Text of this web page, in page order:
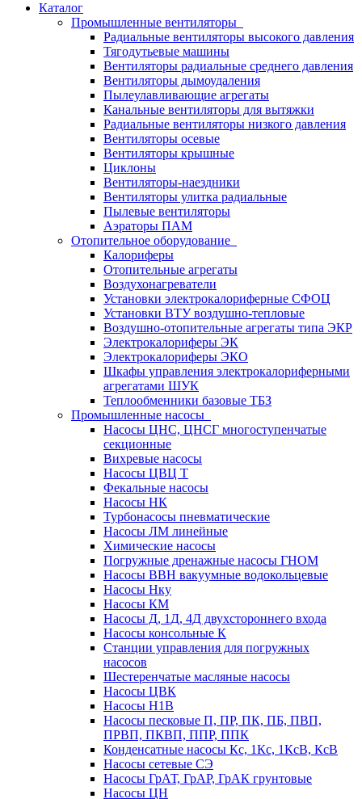
Каталог
Промышленные вентиляторы
Радиальные вентиляторы высокого давления
Тягодутьевые машины
Вентиляторы радиальные среднего давления
Вентиляторы дымоудаления
Пылеулавливающие агрегаты
Канальные вентиляторы для вытяжки
Радиальные вентиляторы низкого давления
Вентиляторы осевые
Вентиляторы крышные
Циклоны
Вентиляторы-наездники
Вентиляторы улитка радиальные
Пылевые вентиляторы
Аэраторы ПАМ
Отопительное оборудование
Калориферы
Отопительные агрегаты
Воздухонагреватели
Установки электрокалориферные СФОЦ
Установки ВТУ воздушно-тепловые
Воздушно-отопительные агрегаты типа ЭКР
Электрокалориферы ЭК
Электрокалориферы ЭКО
Шкафы управления электрокалориферными
агрегатами ШУК
Теплообменники базовые ТБЗ
Промышленные насосы
Насосы ЦНС, ЦНСГ многоступенчатые
секционные
Вихревые насосы
Насосы ЦВЦ Т
Фекальные насосы
Насосы НК
Турбонасосы пневматические
Насосы ЛМ линейные
Химические насосы
Погружные дренажные насосы ГНОМ
Насосы ВВН вакуумные водокольцевые
Насосы Нку
Насосы КМ
Насосы Д, 1Д, 4Д двухстороннего входа
Насосы консольные К
Станции управления для погружных
насосов
Шестеренчатые масляные насосы
Насосы ЦВК
Насосы Н1В
Насосы песковые П, ПР, ПК, ПБ, ПВП,
ПРВП, ПКВП, ППР, ППК
Конденсатные насосы Кс, 1Кс, 1КсВ, КсВ
Насосы сетевые СЭ
Насосы ГрАТ, ГрАР, ГрАК грунтовые
Насосы ЦН